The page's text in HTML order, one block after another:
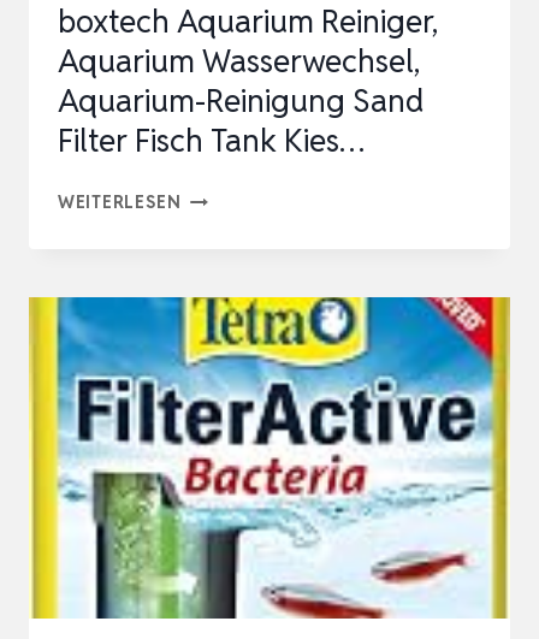
boxtech Aquarium Reiniger,
Aquarium Wasserwechsel,
Aquarium-Reinigung Sand
Filter Fisch Tank Kies…
WEITERLESEN BOXTECH
AQUARIUM
WASSERWECHSEL,
AQUARIUM-
REINIGUNG
SAND
FILTER
FISCH
KIES…